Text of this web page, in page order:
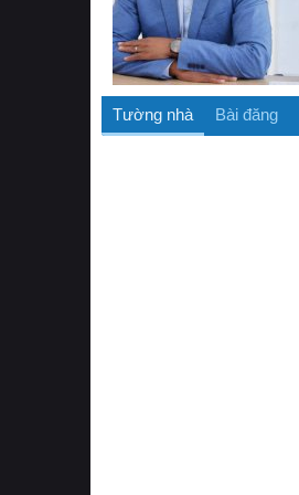
Tường nhà Bài đăng